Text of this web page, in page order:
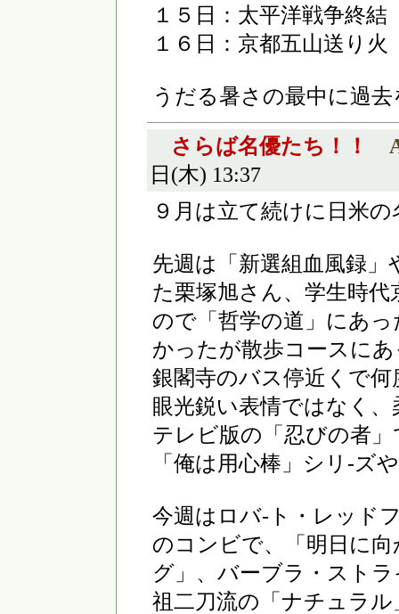
１５日：太平洋戦争終
１６日：京都五山送り火
うだる暑さの最中に過
さらば名優たち！！
日(木) 13:37
９月は立て続けに日米
先週は「新選組血風録
た栗塚旭さん、学生時
ので「哲学の道」にあ
かったが散歩コースに
銀閣寺のバス停近くで
眼光鋭い表情ではなく
テレビ版の「忍びの者
「俺は用心棒」シリ-ズ
今週はロバ-ト・レッド
のコンビで、「明日に
グ」、バーブラ・スト
祖二刀流の「ナチュラ